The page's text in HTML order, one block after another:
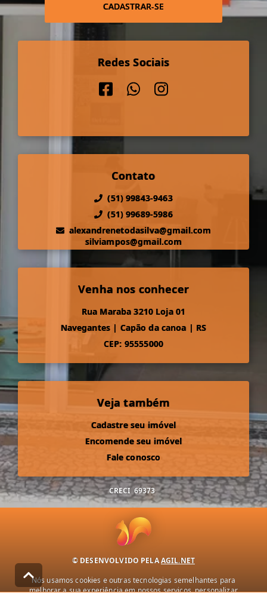
CADASTRAR-SE
Redes Sociais
Contato
(51) 99843-9463
(51) 99689-5986
alexandrenetodasilva@gmail.com
silviampos@gmail.com
Venha nos conhecer
Rua Maraba 3210 Loja 01
Navegantes | Capão da canoa | RS
CEP: 95555000
Veja também
Cadastre seu imóvel
Encomende seu imóvel
Fale conosco
CRECI 69373
© DESENVOLVIDO PELAAGIL.NET
Nós usamos cookies e outras tecnologias semelhantes para
melhorar a sua experiência em nossos serviços, personalizar